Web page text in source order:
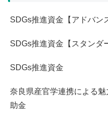
富山県 (28)
山口県 (29)
山梨県 (15)
就労継続支援A型 (566)
放課後デイ・児童発達支援
老人ホーム・グループホー
自立訓練（生活訓練） (420)
訪問介護・訪問看護等(そ
地域 (668)
引きこもり (512)
障害（精神） (609)
SDGs推進資金【アドバン
SDGs推進資金【スタンダ
SDGs推進資金
奈良県産官学連携による
助金